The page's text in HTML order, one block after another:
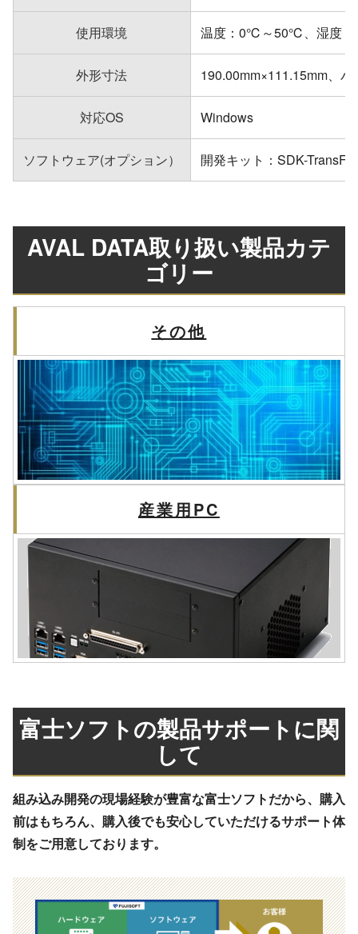
使用環境 温度：0℃～50℃、湿度：
外形寸法 190.00mm×111.15mm、
対応OS Windows
ソフトウェア(オプション） 開発キット：SDK-
AVAL DATA取り扱い製品カテ
ゴリー
その他
産業用PC
富士ソフトの製品サポートに関
して
組み込み開発の現場経験が豊富な富士ソフトだから、購入
前はもちろん、購入後でも安心していただけるサポート体
制をご用意しております。